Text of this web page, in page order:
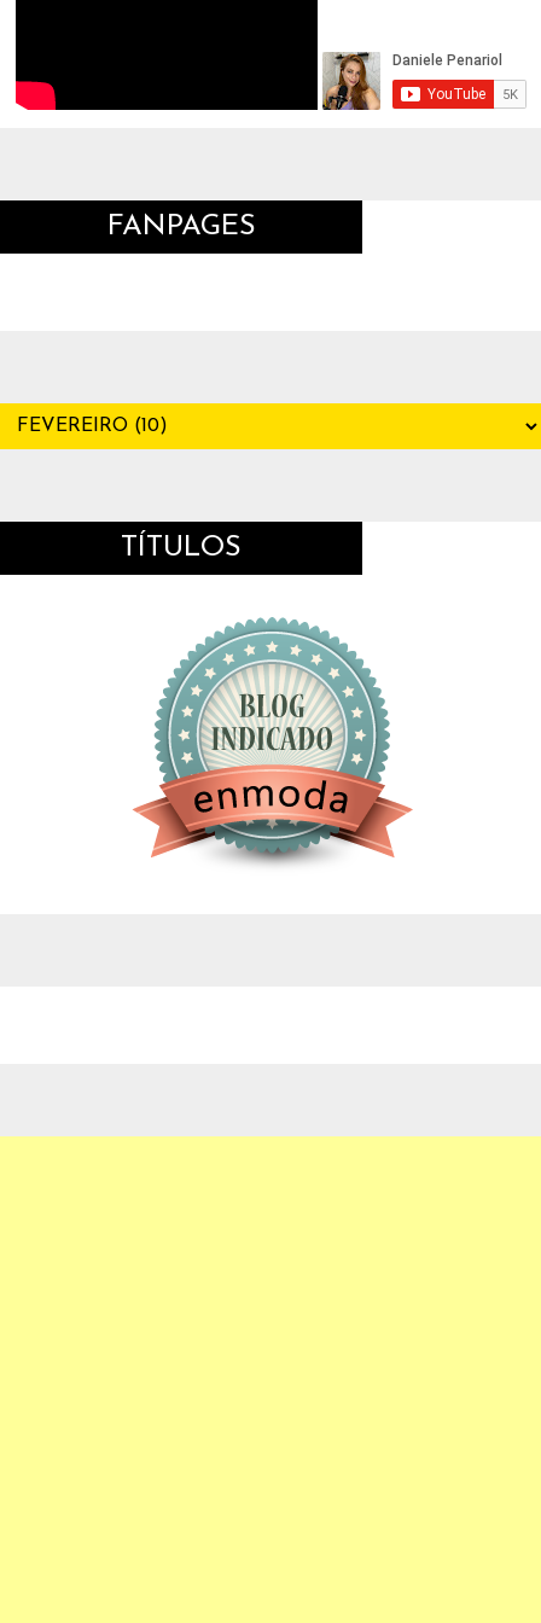
FANPAGES
TÍTULOS